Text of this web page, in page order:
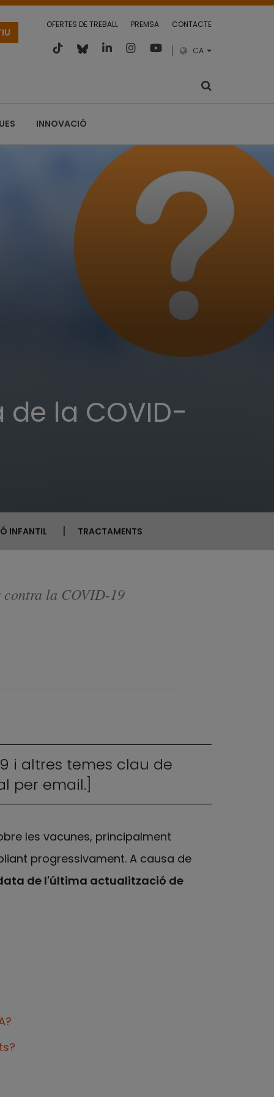
OFERTES DE TREBALL PREMSA CONTACTE
CA
INNOVACIÓ
la COVID-
INFANTIL TRACTAMENTS
contra la COVID-19
i altres temes clau de
per email.]
les vacunes, principalment
progressivament. A causa de
de l'última actualització de